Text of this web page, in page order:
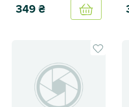
349₴
Купить